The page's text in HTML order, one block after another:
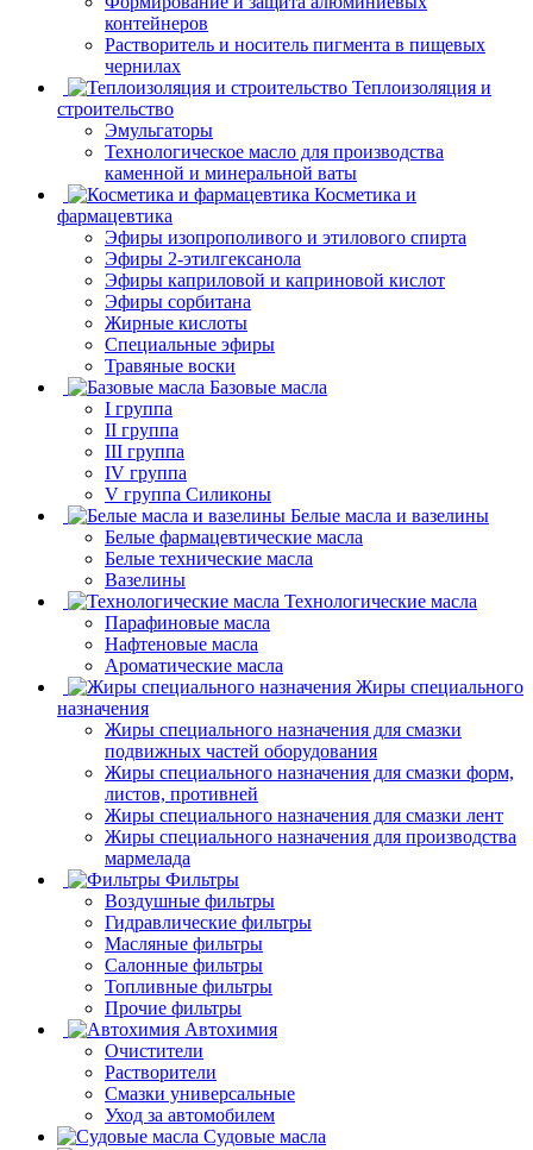
контейнеров
Растворитель и носитель пигмента в пищевых
чернилах
Теплоизоляция и
строительство
Эмульгаторы
Технологическое масло для производства
каменной и минеральной ваты
Косметика и
фармацевтика
Эфиры изопрополивого и этилового спирта
Эфиры 2-этилгексанола
Эфиры каприловой и каприновой кислот
Эфиры сорбитана
Жирные кислоты
Специальные эфиры
Травяные воски
Базовые масла
I группа
II группа
III группа
IV группа
V группа Силиконы
Белые масла и вазелины
Белые фармацевтические масла
Белые технические масла
Вазелины
Технологические масла
Парафиновые масла
Нафтеновые масла
Ароматические масла
Жиры специального
назначения
Жиры специального назначения для смазки
подвижных частей оборудования
Жиры специального назначения для смазки форм,
листов, противней
Жиры специального назначения для смазки лент
Жиры специального назначения для производства
мармелада
Фильтры
Воздушные фильтры
Гидравлические фильтры
Масляные фильтры
Салонные фильтры
Топливные фильтры
Прочие фильтры
Автохимия
Очистители
Растворители
Смазки универсальные
Уход за автомобилем
Судовые масла